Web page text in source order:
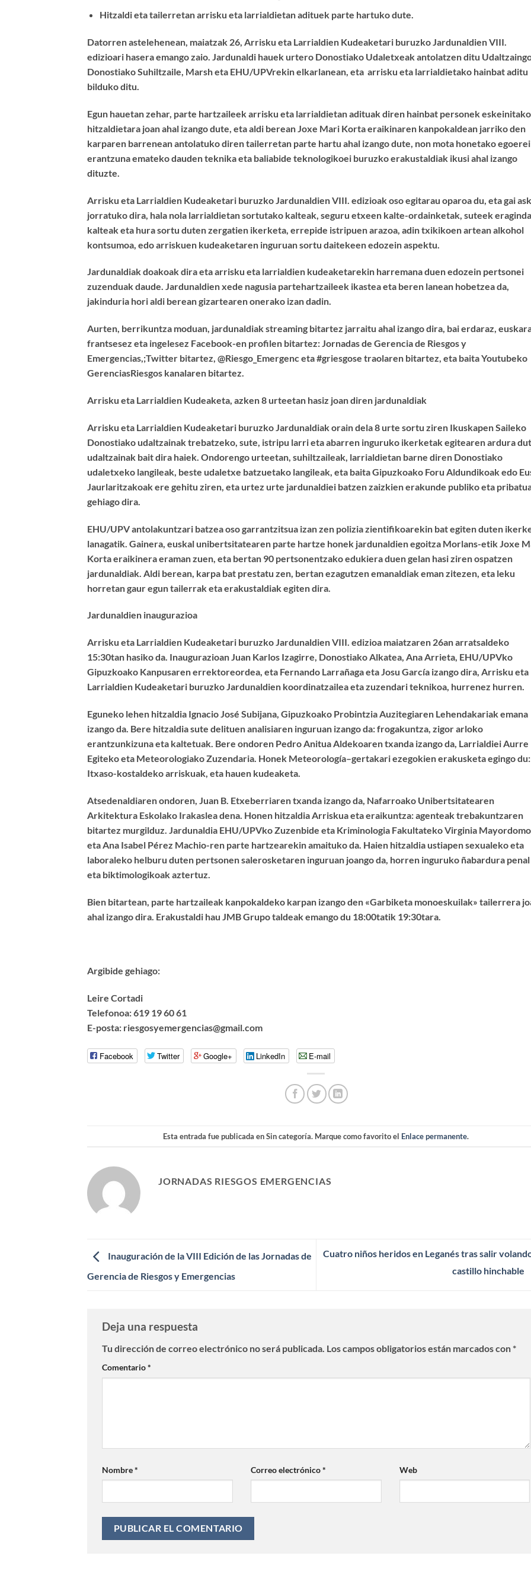
Hitzaldi eta tailerretan arrisku eta larrialdietan adituek parte hartuko dute.
Datorren astelehenean, maiatzak 26, Arrisku eta Larrialdien Kudeaketari buruzko Jardunaldien VIII.
edizioari hasera emango zaio. Jardunaldi hauek urtero Donostiako Udaletxeak antolatzen ditu
Donostiako Suhiltzaile, Marsh eta EHU/UPVrekin elkarlanean, eta arrisku eta larrialdietako hainbat aditu
bilduko ditu.
Egun hauetan zehar, parte hartzaileek arrisku eta larrialdietan adituak diren hainbat personek eskeinitako
hitzaldietara joan ahal izango dute, eta aldi berean Joxe Mari Korta eraikinaren kanpokaldean jarriko den
karparen barrenean antolatuko diren tailerretan parte hartu ahal izango dute, non mota honetako egoerei
erantzuna emateko dauden teknika eta baliabide teknologikoei buruzko erakustaldiak ikusi ahal izango
dituzte.
Arrisku eta Larrialdien Kudeaketari buruzko Jardunaldien VIII. edizioak oso egitarau oparoa du, eta gai
jorratuko dira, hala nola larrialdietan sortutako kalteak, seguru etxeen kalte-ordainketak, suteek
kalteak eta hura sortu duten zergatien ikerketa, errepide istripuen arazoa, adin txikikoen artean alkohol
kontsumoa, edo arriskuen kudeaketaren inguruan sortu daitekeen edozein aspektu.
Jardunaldiak doakoak dira eta arrisku eta larrialdien kudeaketarekin harremana duen edozein pertsonei
zuzenduak daude. Jardunaldien xede nagusia partehartzaileek ikastea eta beren lanean hobetzea da,
jakinduria hori aldi berean gizartearen onerako izan dadin.
Aurten, berrikuntza moduan, jardunaldiak streaming bitartez jarraitu ahal izango dira, bai erdaraz,
frantsesez eta ingelesez Facebook-en profilen bitartez: Jornadas de Gerencia de Riesgos y
Emergencias,;Twitter bitartez, @Riesgo_Emergenc eta #griesgose traolaren bitartez, eta baita Youtubeko
GerenciasRiesgos kanalaren bitartez.
Arrisku eta Larrialdien Kudeaketa, azken 8 urteetan hasiz joan diren jardunaldiak
Arrisku eta Larrialdien Kudeaketari buruzko Jardunaldiak orain dela 8 urte sortu ziren Ikuskapen Saileko
Donostiako udaltzainak trebatzeko, sute, istripu larri eta abarren inguruko ikerketak egitearen ardura
udaltzainak bait dira haiek. Ondorengo urteetan, suhiltzaileak, larrialdietan barne diren Donostiako
udaletxeko langileak, beste udaletxe batzuetako langileak, eta baita Gipuzkoako Foru Aldundikoak edo
Jaurlaritzakoak ere gehitu ziren, eta urtez urte jardunaldiei batzen zaizkien erakunde publiko eta
gehiago dira.
EHU/UPV antolakuntzari batzea oso garrantzitsua izan zen polizia zientifikoarekin bat egiten duten
lanagatik. Gainera, euskal unibertsitatearen parte hartze honek jardunaldien egoitza Morlans-etik Joxe
Korta eraikinera eraman zuen, eta bertan 90 pertsonentzako edukiera duen gelan hasi ziren ospatzen
jardunaldiak. Aldi berean, karpa bat prestatu zen, bertan ezagutzen emanaldiak eman zitezen, eta leku
horretan gaur egun tailerrak eta erakustaldiak egiten dira.
Jardunaldien inaugurazioa
Arrisku eta Larrialdien Kudeaketari buruzko Jardunaldien VIII. edizioa maiatzaren 26an arratsaldeko
15:30tan hasiko da. Inaugurazioan Juan Karlos Izagirre, Donostiako Alkatea, Ana Arrieta, EHU/UPVko
Gipuzkoako Kanpusaren errektoreordea, eta Fernando Larrañaga eta Josu García izango dira, Arrisku eta
Larrialdien Kudeaketari buruzko Jardunaldien koordinatzailea eta zuzendari teknikoa, hurrenez hurren.
Eguneko lehen hitzaldia Ignacio José Subijana, Gipuzkoako Probintzia Auzitegiaren Lehendakariak emana
izango da. Bere hitzaldia sute delituen analisiaren inguruan izango da: frogakuntza, zigor arloko
erantzunkizuna eta kaltetuak. Bere ondoren Pedro Anitua Aldekoaren txanda izango da, Larrialdiei Aurre
Egiteko eta Meteorologiako Zuzendaria. Honek Meteorología–gertakari ezegokien erakusketa egingo du:
Itxaso-kostaldeko arriskuak, eta hauen kudeaketa.
Atsedenaldiaren ondoren, Juan B. Etxeberriaren txanda izango da, Nafarroako Unibertsitatearen
Arkitektura Eskolako Irakaslea dena. Honen hitzaldia Arriskua eta eraikuntza: agenteak trebakuntzaren
bitartez murgilduz. Jardunaldia EHU/UPVko Zuzenbide eta Kriminologia Fakultateko Virginia Mayordomo
eta Ana Isabel Pérez Machio-ren parte hartzearekin amaituko da. Haien hitzaldia ustiapen sexualeko eta
laboraleko helburu duten pertsonen salerosketaren inguruan joango da, horren inguruko ñabardura penal
eta biktimologikoak aztertuz.
Bien bitartean, parte hartzaileak kanpokaldeko karpan izango den «Garbiketa monoeskuilak» tailerrera
ahal izango dira. Erakustaldi hau JMB Grupo taldeak emango du 18:00tatik 19:30tara.
Argibide gehiago:
Leire Cortadi
Telefonoa: 619 19 60 61
E-posta: riesgosyemergencias@gmail.com
Facebook Twitter Google+ LinkedIn E-mail
Esta entrada fue publicada en Sin categoría. Marque como favorito el Enlace permanente.
JORNADAS RIESGOS EMERGENCIAS
Inauguración de la VIII Edición de las Jornadas de
Gerencia de Riesgos y Emergencias
Cuatro niños heridos en Leganés tras salir
castillo hinchable
Deja una respuesta
Tu dirección de correo electrónico no será publicada. Los campos obligatorios están marcados con*
Comentario*
Nombre* Correo electrónico* Web